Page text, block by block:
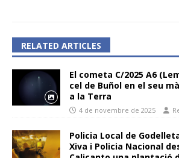
RELATED ARTICLES
El cometa C/2025 A6
cel de Buñol en el seu
a la Terra
4 de novembre de 2025
Policia Local de
Xiva i Policia Nacional